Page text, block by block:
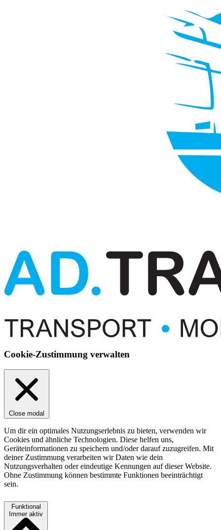
Cookie-Zustimmung verwalten
Close modal
Um dir ein optimales Nutzungserlebnis zu bieten, verwenden wir
Cookies und ähnliche Technologien. Diese helfen uns,
Geräteinformationen zu speichern und/oder darauf zuzugreifen. Mit
deiner Zustimmung verarbeiten wir Daten wie dein
Nutzungsverhalten oder eindeutige Kennungen auf dieser Website.
Ohne Zustimmung können bestimmte Funktionen beeinträchtigt
sein.
Funktional
Immer aktiv